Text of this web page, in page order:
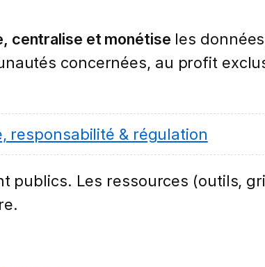
centralise et monétise les
concernées, au profit
responsabilité & régulation
publics. Les ressources (outils,